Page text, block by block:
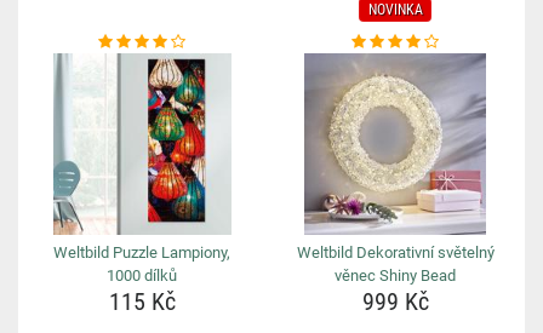
Weltbild Puzzle Lampiony,
1000 dílků
115 Kč
NOVINKA
Weltbild Dekorativní světelný
věnec Shiny Bead
999 Kč